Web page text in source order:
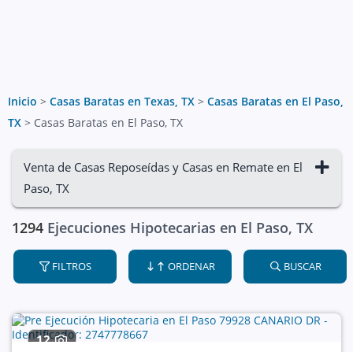
Inicio > Casas Baratas en Texas, TX > Casas Baratas en El Paso,
TX > Casas Baratas en El Paso, TX
Venta de Casas Reposeídas y Casas en Remate en El
Paso, TX
1294 Ejecuciones Hipotecarias en El Paso, TX
FILTROS ORDENAR BUSCAR
12